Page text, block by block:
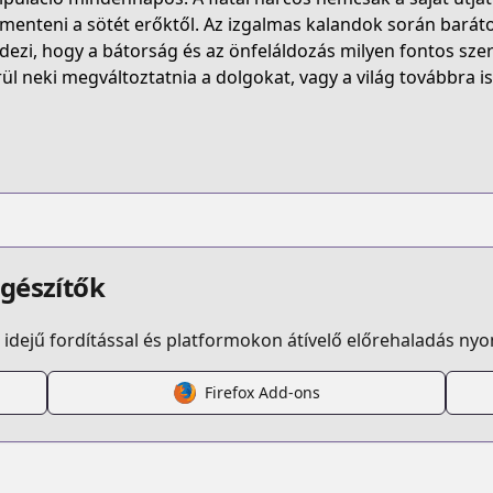
absolute-reign
reign/list?title_no=7366
a sötét erőktől. Az izgalmas kalandok során
hogy a bátorság és az önfeláldozás milyen fontos
neki megváltoztatnia a dolgokat, vagy a világ továbbra
fordítással és platformokon átívelő előrehaladás
Firefox Add-ons